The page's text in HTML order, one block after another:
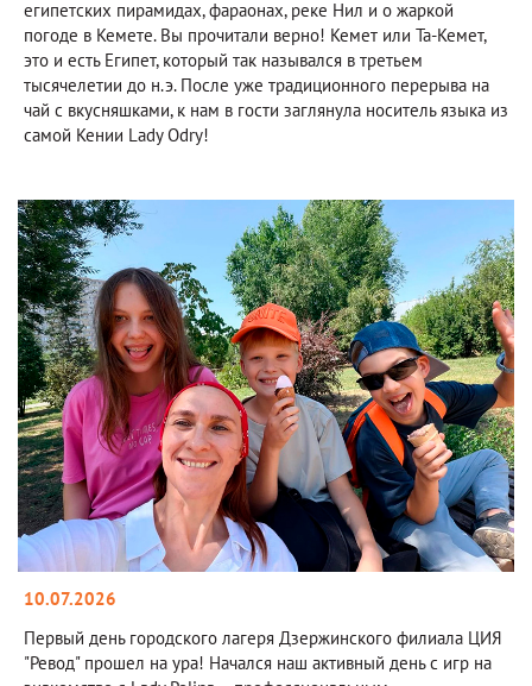
египетских пирамидах, фараонах, реке Нил и о жаркой
погоде в Кемете. Вы прочитали верно! Кемет или Та-Кемет,
это и есть Египет, который так назывался в третьем
тысячелетии до н.э. После уже традиционного перерыва на
чай с вкусняшками, к нам в гости заглянула носитель языка из
самой Кении Lady Odry!
10.07.2026
Первый день городского лагеря Дзержинского филиала ЦИЯ
"Ревод" прошел на ура! Начался наш активный день с игр на